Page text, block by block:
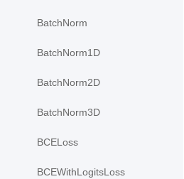
BatchNorm
BatchNorm1D
BatchNorm2D
BatchNorm3D
BCELoss
BCEWithLogitsLoss